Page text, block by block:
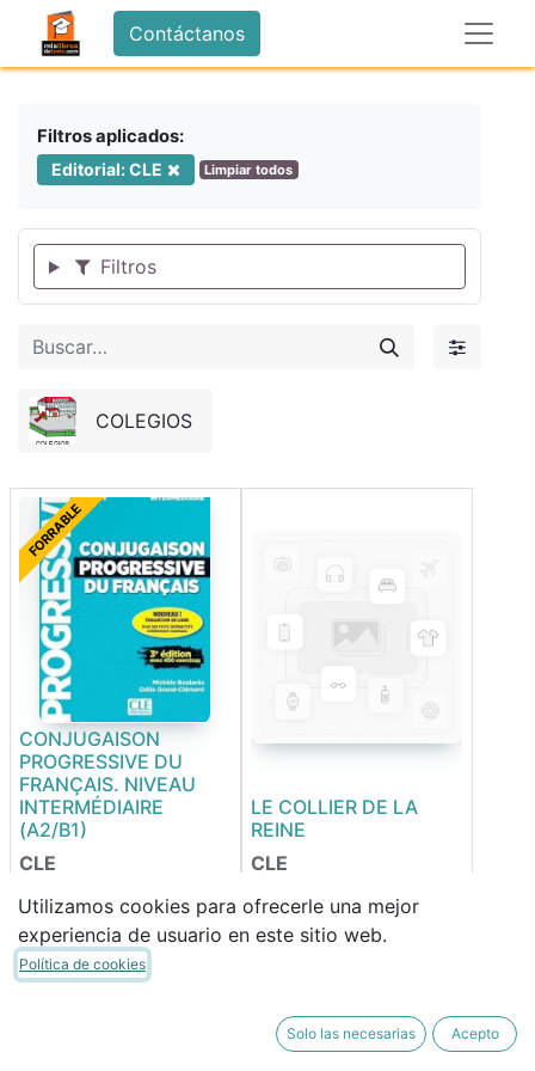
Contáctanos
Filtros aplicados:
Editorial: CLE Limpiar todos
Filtros
COLEGIOS
FORRABLE
CONJUGAISON
PROGRESSIVE DU
FRANÇAIS. NIVEAU
INTERMÉDIAIRE
(A2/B1)
CLE
28,35
24,10
LE COLLIER DE LA
REINE
CLE
Utilizamos cookies para ofrecerle una mejor
experiencia de usuario en este sitio web.
Política de cookies
Solo las necesarias Acepto